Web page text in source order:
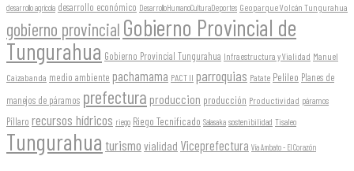
desarrollo agrícola desarrollo económico DesarrolloHumanoCulturaDeportes Geoparque Volcán Tungurahua
gobierno provincial Gobierno Provincial de
Tungurahua Gobierno Provincial Tungurahua Infraestructura y Vialidad Manuel
Caizabanda medio ambiente pachamama PACT II parroquias Patate Pelileo Planes de
manejos de páramos prefectura produccion producción Productividad páramos
Píllaro recursos hídricos riego Riego Tecnificado Salasaka sostenibilidad Tisaleo
Tungurahua turismo vialidad Viceprefectura Vía Ambato - El Corazón